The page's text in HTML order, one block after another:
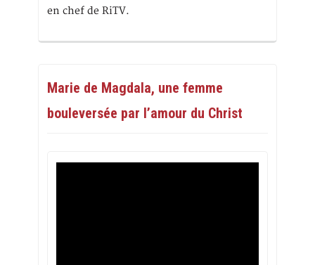
en chef de RiTV.
Marie de Magdala, une femme
bouleversée par l’amour du Christ